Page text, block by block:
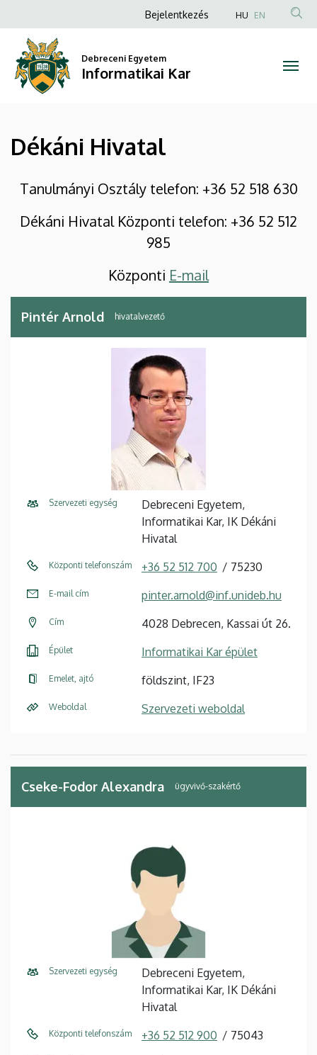
Hivatal
Informatikai
Kar
a
tartalomra
Anonim
fiók
menüje
Bejelentkezés HU EN
Debreceni Egyetem
Informatikai Kar
Dékáni Hivatal
Tanulmányi Osztály telefon: +36 52 518 630
Dékáni Hivatal Központi telefon: +36 52 512
985
Központi E-mail
Pintér Arnold hivatalvezető
Szervezeti egység
Debreceni Egyetem,
Informatikai Kar, IK Dékáni
Hivatal
Központi telefonszám +36 52 512 700 75230
E-mail cím pinter.arnold@inf.unideb.hu
Cím 4028 Debrecen, Kassai út 26.
Épület Informatikai Kar épület
Emelet, ajtó földszint, IF23
Weboldal Szervezeti weboldal
Cseke-Fodor Alexandra ügyvivő-szakértő
Szervezeti egység
Debreceni Egyetem,
Informatikai Kar, IK Dékáni
Hivatal
Központi telefonszám +36 52 512 900 75043